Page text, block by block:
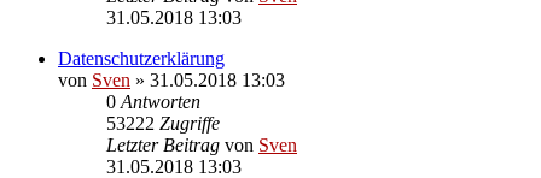
31.05.2018 13:03
Datenschutzerklärung
von Sven » 31.05.2018 13:03
0 Antworten
53222 Zugriffe
Letzter Beitrag von Sven
31.05.2018 13:03